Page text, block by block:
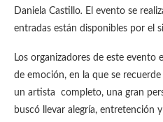
Daniela Castillo. El evento se
entradas están disponibles por el
Los organizadores de este evento
de emoción, en la que se
un artista completo, una gran
buscó llevar alegría, entretención